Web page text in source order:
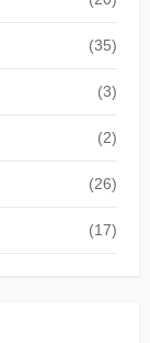
(35)
(3)
(2)
(26)
(17)